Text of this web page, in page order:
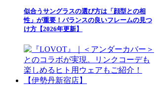
似合うサングラスの選び方は「顔型との相
性」が重要！バランスの良いフレームの見つ
け方【2026年更新】